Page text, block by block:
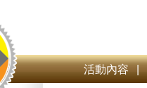
活動內容 |